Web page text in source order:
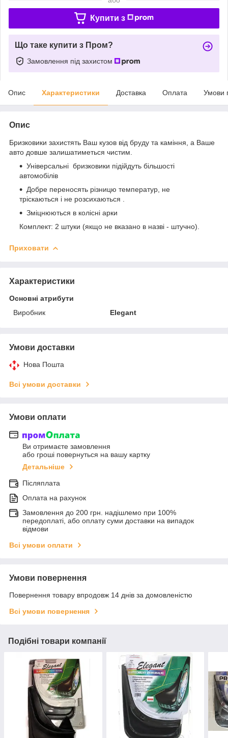
Купити з
Що таке купити з Пром?
Замовлення під захистом
Опис Характеристики Доставка Оплата Умови
Опис
Бризковики захистять Ваш кузов від бруду та каміння, а Ваше
авто довше залишатиметься чистим.
Універсальні бризковики підійдуть більшості
автомобілів
Добре переносять різницю температур, не
тріскаються і не розсихаються .
Зміцнюються в колісні арки
Комплект: 2 штуки (якщо не вказано в назві - штучно).
Приховати
Характеристики
Основні атрибути
Виробник
Elegant
Умови доставки
Нова Пошта
Всі умови доставки
Умови оплати
Ви отримаєте замовлення
або гроші повернуться на вашу картку
Детальніше
Післяплата
Оплата на рахунок
Замовлення до 200 грн. надішлемо при 100%
передоплаті, або оплату суми доставки на випадок
відмови
Всі умови оплати
Умови повернення
Повернення товару впродовж 14 днів за домовленістю
Всі умови повернення
Подібні товари компанії